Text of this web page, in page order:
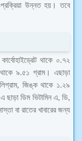
প্রক্রিয়া উন্নত হয়। তবে
থাকে ০.৭২
৯.৫১ গ্রাম। এছাড়া
জিঙ্ক থাকে ১.২৯
ছাড়া ডিম ভিটামিন এ, ডি,
বা রাতের খাবারের জন্য